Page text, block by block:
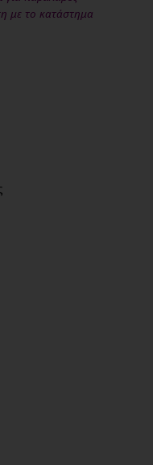
με το κατάστημα